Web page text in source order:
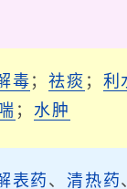
毒 ；祛痰 ； 利
； 水肿
表药 、清热药